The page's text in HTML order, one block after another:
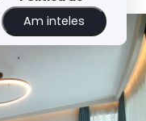
Am inteles